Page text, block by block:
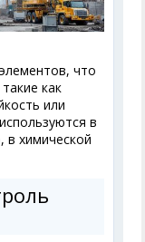
что
как
или
в
в химической